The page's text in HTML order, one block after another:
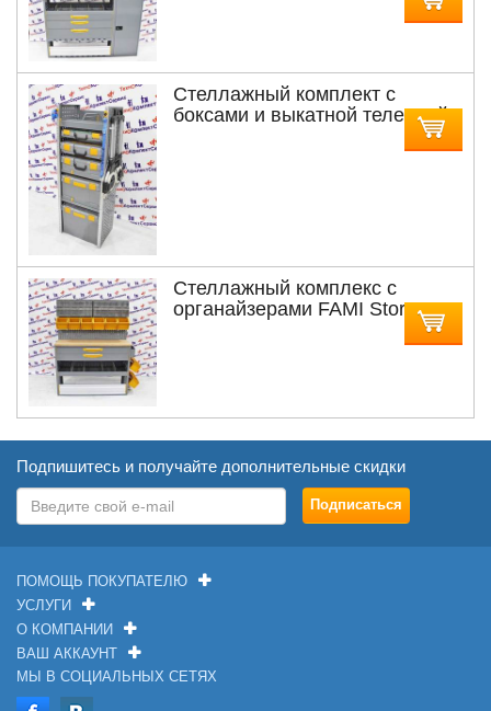
Cтеллажный комплект с
боксами и выкатной тележкой
Стеллажный комплекс с
органайзерами FAMI Store Van
Подпишитесь и получайте дополнительные скидки
ПОМОЩЬ ПОКУПАТЕЛЮ
УСЛУГИ
О КОМПАНИИ
ВАШ АККАУНТ
МЫ В СОЦИАЛЬНЫХ СЕТЯХ